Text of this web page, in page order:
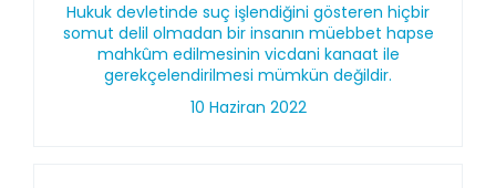
Hukuk devletinde suç işlendiğini gösteren hiçbir
somut delil olmadan bir insanın müebbet hapse
mahkûm edilmesinin vicdani kanaat ile
gerekçelendirilmesi mümkün değildir.
10 Haziran 2022